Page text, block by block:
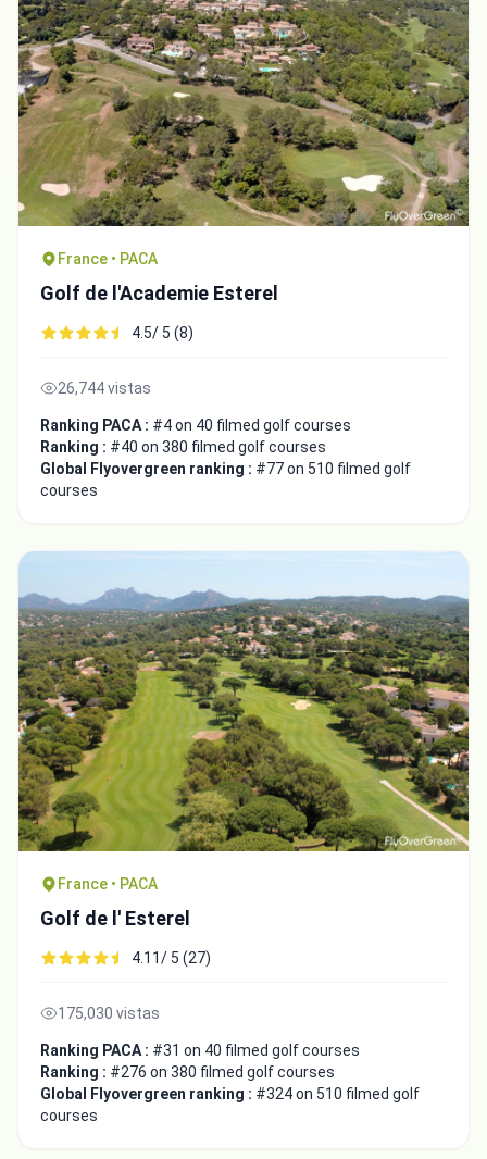
France • PACA
Golf de l'Academie Esterel
4.5/ 5 (8)
26,744 vistas
Ranking PACA : #4 on 40 filmed golf courses
Ranking : #40 on 380 filmed golf courses
Global Flyovergreen ranking : #77 on 510 filmed golf
courses
France • PACA
Golf de l' Esterel
4.11/ 5 (27)
175,030 vistas
Ranking PACA : #31 on 40 filmed golf courses
Ranking : #276 on 380 filmed golf courses
Global Flyovergreen ranking : #324 on 510 filmed golf
courses